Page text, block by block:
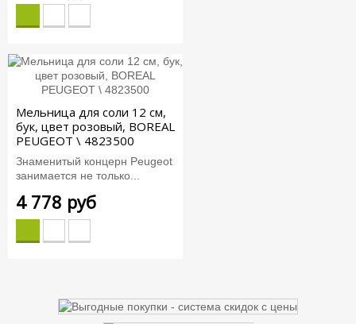
Мельница для соли 12 см,
бук, цвет розовый, BOREAL
PEUGEOT \ 4823500
Знаменитый концерн Peugeot
занимается не только...
4 778 руб